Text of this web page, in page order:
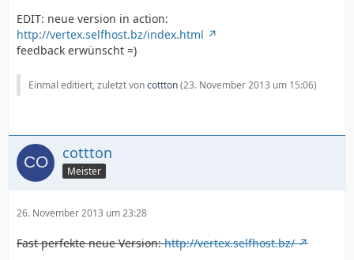
EDIT: neue version in action:
http://vertex.selfhost.bz/index.html
feedback erwünscht =)
Einmal editiert, zuletzt voncottton(23. November 2013 um 15:06)
cottton
Meister
26. November 2013 um 23:28
Fast perfekte neue Version:http://vertex.selfhost.bz/